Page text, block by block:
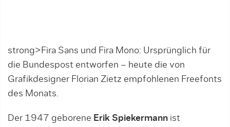
strong>Fira Sans und Fira Mono: Ursprünglich für
die Bundespost entworfen – heute die von
Grafikdesigner Florian Zietz empfohlenen Freefonts
des Monats.
Der 1947 geborene Erik Spiekermann ist